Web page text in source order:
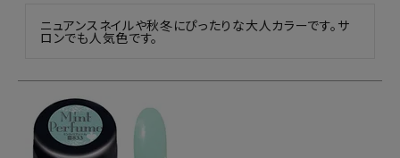
ニュアンスネイルや秋冬にぴったりな大人カラーです。サ
ロンでも人気色です。